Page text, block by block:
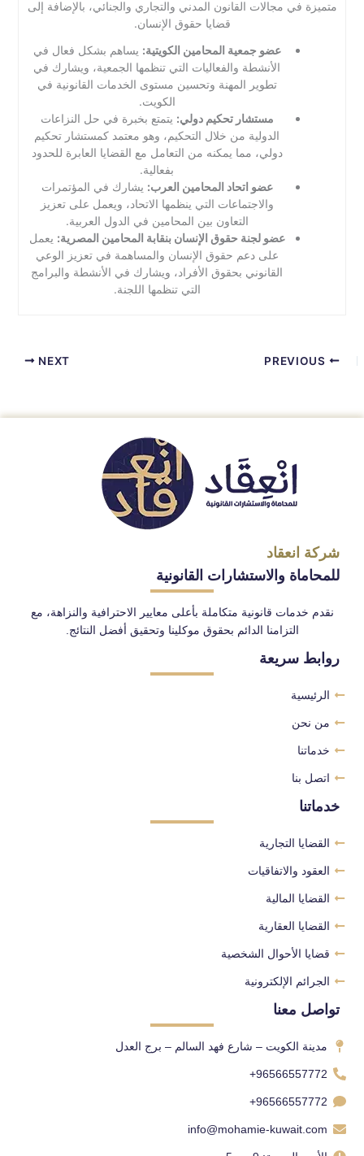
متميزة في مجالات القانون المدني والتجاري والجنائي، بالإضافة إلى
قضايا حقوق الإنسان.
عضو جمعية المحامين الكويتية: يساهم بشكل فعال في
الأنشطة والفعاليات التي تنظمها الجمعية، ويشارك في
تطوير المهنة وتحسين مستوى الخدمات القانونية في
الكويت.
مستشار تحكيم دولي: يتمتع بخبرة في حل النزاعات
الدولية من خلال التحكيم، وهو معتمد كمستشار تحكيم
دولي، مما يمكنه من التعامل مع القضايا العابرة للحدود
بفعالية.
عضو اتحاد المحامين العرب: يشارك في المؤتمرات
والاجتماعات التي ينظمها الاتحاد، ويعمل على تعزيز
التعاون بين المحامين في الدول العربية.
عضو لجنة حقوق الإنسان بنقابة المحامين المصرية: يعمل
على دعم حقوق الإنسان والمساهمة في تعزيز الوعي
القانوني بحقوق الأفراد، ويشارك في الأنشطة والبرامج
التي تنظمها اللجنة.
NEXT
شركة انعقاد
للمحاماة والاستشارات القانونية
نقدم خدمات قانونية متكاملة بأعلى معايير الاحترافية والنزاهة، مع
التزامنا الدائم بحقوق موكلينا وتحقيق أفضل النتائج.
روابط سريعة
الرئيسية
من نحن
خدماتنا
اتصل بنا
خدماتنا
القضايا التجارية
العقود والاتفاقيات
القضايا المالية
القضايا العقارية
قضايا الأحوال الشخصية
الجرائم الإلكترونية
تواصل معنا
مدينة الكويت – شارع فهد السالم – برج العدل
96566557772+
96566557772+
info@mohamie-kuwait.com